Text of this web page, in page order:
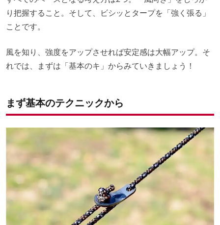
り把握すること。そして、ビシッとタープを「強く張る」
ことです。
風を知り、強度をアップさせれば安定感は大幅アップ。そ
れでは、まずは「基本のキ」からみていきましょう！
まず基本のテクニックから